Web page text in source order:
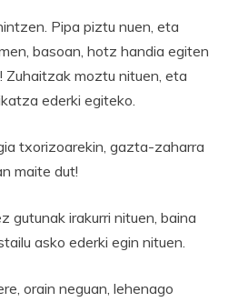
Pipa piztu nuen, eta
basoan, hotz handia egiten
Zuhaitzak moztu nituen, eta
ederki egiteko.
txorizoarekin, gazta-zaharra
maite dut!
gutunak irakurri nituen, baina
asko ederki egin nituen.
orain neguan, lehenago